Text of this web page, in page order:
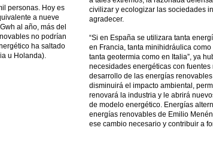
personas. Hoy es
a nueve
al año, más del
no podrían
ha saltado
u Holanda).
civilizar y ecologizar las sociedades
agradecer.
“Si en España se utilizara tanta
en Francia, tanta minihidráulica
tanta geotermia como en Italia”, ya
necesidades energéticas con
desarrollo de las energías
disminuirá el impacto ambiental,
renovará la industria y le abrirá
de modelo energético. Energías
energías renovables de Emilio
ese cambio necesario y contribuir a